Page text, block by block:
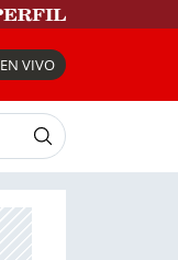
EN VIVO